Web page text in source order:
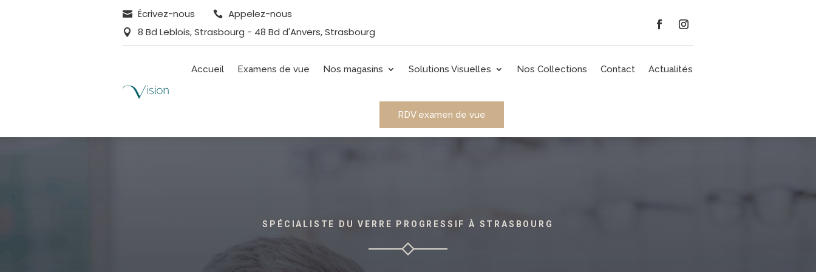
 Écrivez-nous  Appelez-nous
 8 Bd Leblois, Strasbourg - 48 Bd d'Anvers, Strasbourg
Accueil Examens de vue Nos magasins Solutions Visuelles Nos Collections Contact Actualités
RDV examen de vue
SPÉCIALISTE DU VERRE PROGRESSIF À STRASBOURG